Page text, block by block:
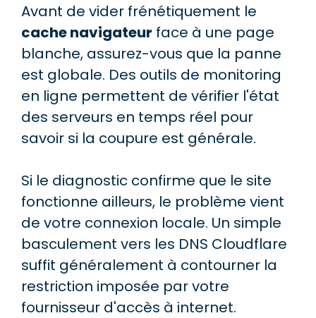
Avant de vider frénétiquement le
cache navigateur face à une page
blanche, assurez-vous que la panne
est globale. Des outils de monitoring
en ligne permettent de vérifier l'état
des serveurs en temps réel pour
savoir si la coupure est générale.
Si le diagnostic confirme que le site
fonctionne ailleurs, le problème vient
de votre connexion locale. Un simple
basculement vers les DNS Cloudflare
suffit généralement à contourner la
restriction imposée par votre
fournisseur d'accès à internet.